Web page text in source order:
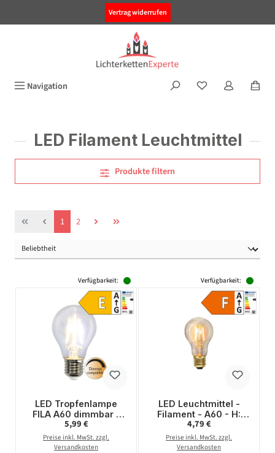
Vertrag widerrufen
Navigation
LED Filament Leuchtmittel
Produkte filtern
Seite
1 Seite
2
Verfügbarkeit:
LED Tropfenlampe
FILA A60 dimmbar -
E27 - 4W - warmweiss
2700K - 470lm - klar
Regulärer Preis:
5,99 €
Preise inkl. MwSt. zzgl.
Versandkosten
Verfügbarkeit:
LED Leuchtmittel -
Filament - A60 - H:
107mm - 1,6W - E27 -
2100K - 160 lm - Soft-
Glow
Regulärer Preis:
4,79 €
Preise inkl. MwSt. zzgl.
Versandkosten